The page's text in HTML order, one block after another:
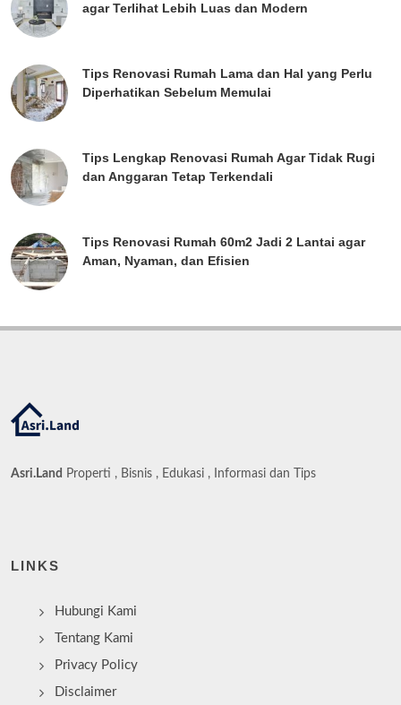
agar Terlihat Lebih Luas dan Modern
Tips Renovasi Rumah Lama dan Hal yang Perlu
Diperhatikan Sebelum Memulai
Tips Lengkap Renovasi Rumah Agar Tidak Rugi
dan Anggaran Tetap Terkendali
Tips Renovasi Rumah 60m2 Jadi 2 Lantai agar
Aman, Nyaman, dan Efisien
Asri.Land Properti , Bisnis , Edukasi , Informasi dan Tips
LINKS
Hubungi Kami
Tentang Kami
Privacy Policy
Disclaimer